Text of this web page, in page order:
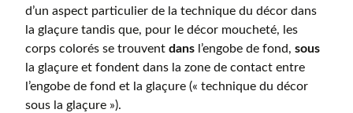
d’un aspect particulier de la technique du décor dans
la glaçure tandis que, pour le décor moucheté, les
corps colorés se trouvent dans l’engobe de fond, sous
la glaçure et fondent dans la zone de contact entre
l’engobe de fond et la glaçure (« technique du décor
sous la glaçure »).